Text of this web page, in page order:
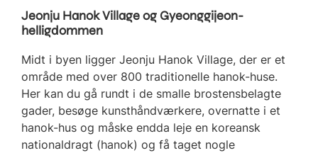
Jeonju Hanok Village og Gyeonggijeon-
helligdommen
Midt i byen ligger Jeonju Hanok Village, der er et
område med over 800 traditionelle hanok-huse.
Her kan du gå rundt i de smalle brostensbelagte
gader, besøge kunsthåndværkere, overnatte i et
hanok-hus og måske endda leje en koreansk
nationaldragt (hanok) og få taget nogle